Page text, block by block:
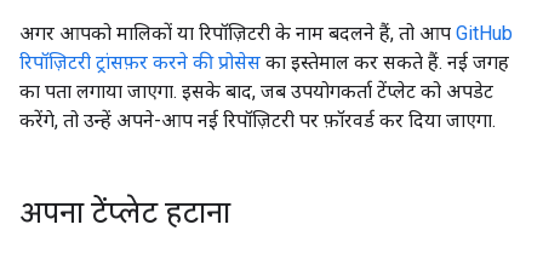
अगर आपको मालिकों या रिपॉज़िटरी के नाम बदलने हैं, तो आप GitHub
रिपॉज़िटरी ट्रांसफ़र करने की प्रोसेस का इस्तेमाल कर सकते हैं. नई जगह
का पता लगाया जाएगा. इसके बाद, जब उपयोगकर्ता टेंप्लेट को अपडेट
करेंगे, तो उन्हें अपने-आप नई रिपॉज़िटरी पर फ़ॉरवर्ड कर दिया जाएगा.
अपना टेंप्लेट हटाना